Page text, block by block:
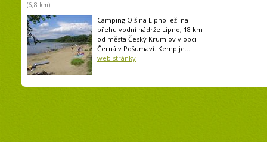
(6,8 km)
Camping Olšina Lipno leží na
břehu vodní nádrže Lipno, 18 km
od města Český Krumlov v obci
Černá v Pošumaví. Kemp je...
web stránky